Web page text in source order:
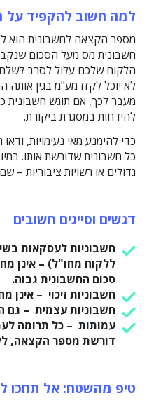
למה חשוב להקפיד
מספר הקצאה לחשבונית הוא
חשבונית מס מעל הסכום
הלקוח שלכם עלול לסרב
לא יוכל לקזז מע"מ בגין
מעבר לכך, אם תוגש חשבונית
להידחות במסגרת ביקורת.
כדי להימנע מאי נעימויות,
כל חשבונית שדורשת אותו.
גדולים או רשויות ציבוריות
דגשים וסייגים חשובים
חשבוניות לעסקאות
ללקוח מחו"ל) – אינן
סכום החשבונית גבוה.
חשבוניות זיכוי –
חשבוניות עצמית – גם
דורשת מספר הקצאה,
טיפ מהשטח: אל תחכו